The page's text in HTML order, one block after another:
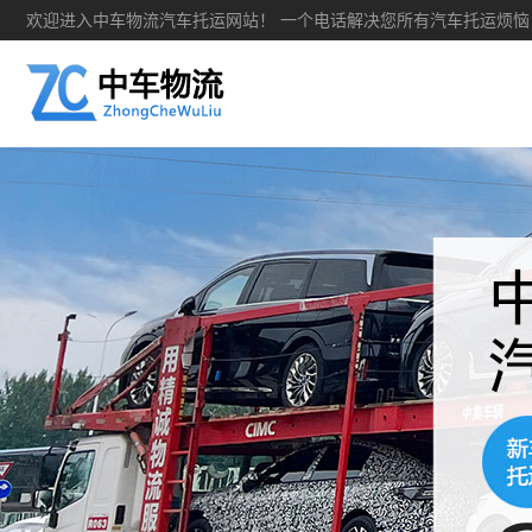
欢迎进入中车物流汽车托运网站！ 一个电话解决您所有汽车托运烦